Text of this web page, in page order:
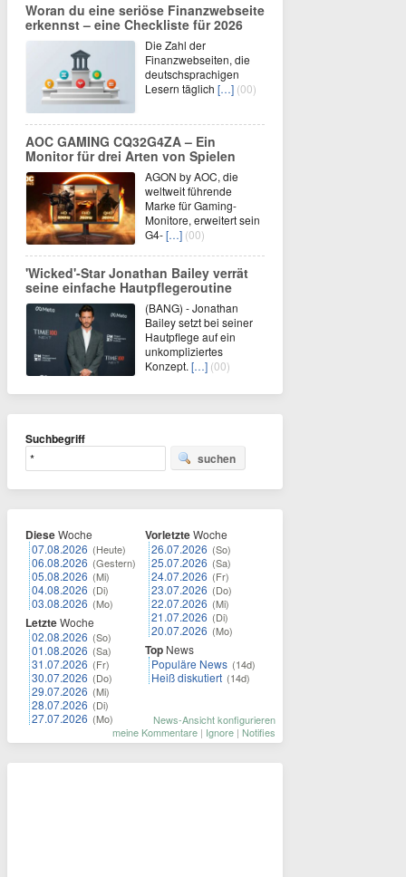
Woran du eine seriöse Finanzwebseite
erkennst – eine Checkliste für 2026
Die Zahl der
Finanzwebseiten, die
deutschsprachigen
Lesern täglich […] (00)
AOC GAMING CQ32G4ZA – Ein
Monitor für drei Arten von Spielen
AGON by AOC, die
weltweit führende
Marke für Gaming-
Monitore, erweitert sein
G4-[…] (00)
'Wicked'-Star Jonathan Bailey verrät
seine einfache Hautpflegeroutine
(BANG) - Jonathan
Bailey setzt bei seiner
Hautpflege auf ein
unkompliziertes
Konzept. […] (00)
Suchbegriff
suchen
DieseWoche
07.08.2026 (Heute)
06.08.2026 (Gestern)
05.08.2026 (Mi)
04.08.2026 (Di)
03.08.2026 (Mo)
LetzteWoche
02.08.2026 (So)
01.08.2026 (Sa)
31.07.2026 (Fr)
30.07.2026 (Do)
29.07.2026 (Mi)
28.07.2026 (Di)
27.07.2026 (Mo)
VorletzteWoche
26.07.2026 (So)
25.07.2026 (Sa)
24.07.2026 (Fr)
23.07.2026 (Do)
22.07.2026 (Mi)
21.07.2026 (Di)
20.07.2026 (Mo)
Top News
Populäre News (14d)
Heiß diskutiert (14d)
News-Ansicht konfigurieren
meine Kommentare | Ignore | Notifies